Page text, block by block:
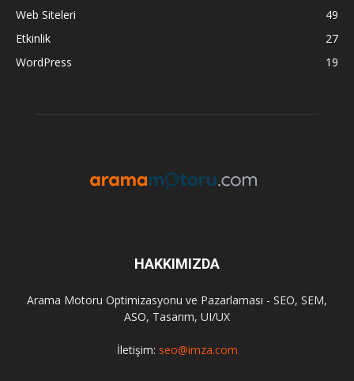
Web Siteleri
49
Etkinlik
27
WordPress
19
HAKKIMIZDA
Arama Motoru Optimizasyonu ve Pazarlaması - SEO, SEM,
ASO, Tasarım, UI/UX
İletişim: seo@imza.com